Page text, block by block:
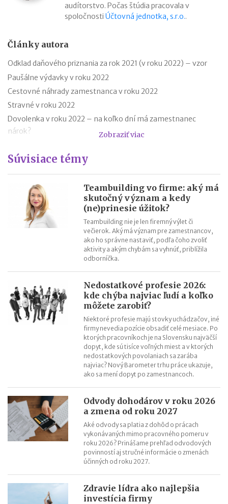
audítorstvo. Počas štúdia pracovala v
spoločnosti Účtovná jednotka, s.r.o..
Články autora
Odklad daňového priznania za rok 2021 (v roku 2022) – vzor
Paušálne výdavky v roku 2022
Cestovné náhrady zamestnanca v roku 2022
Stravné v roku 2022
Dovolenka v roku 2022 – na koľko dní má zamestnanec
nárok?
Platobné brány – účtovanie a DPH
Rodičovský príspevok v roku 2022
Minimálna mzda v roku 2022 – tabuľka
Nezdaniteľná časť základu dane na manželku (manžela) v roku
Zobraziť viac
Súvisiace témy
Teambuilding vo firme: aký má
skutočný význam a kedy
(ne)prinesie úžitok?
Teambuilding nie je len firemný výlet či
večierok. Aký má význam pre zamestnancov,
ako ho správne nastaviť, podľa čoho zvoliť
aktivity a akým chybám sa vyhnúť, priblížila
odborníčka.
Nedostatkové profesie 2026:
kde chýba najviac ľudí a koľko
môžete zarobiť?
Niektoré profesie majú stovky uchádzačov, iné
firmy nevedia pozície obsadiť celé mesiace. Po
ktorých pracovníkoch je na Slovensku najväčší
dopyt, kde sú tisíce voľných miest a v ktorých
nedostatkových povolaniach sa zarába
najviac? Nový Barometer trhu práce ukazuje,
ako sa mení dopyt po zamestnancoch.
Odvody dohodárov v roku 2026
a zmena od roku 2027
Aké odvody sa platia z dohôd o prácach
vykonávaných mimo pracovného pomeru v
roku 2026? Prinášame prehľad odvodových
povinností aj stručné informácie o zmenách
účinných od roku 2027.
Zdravie lídra ako najlepšia
investícia firmy